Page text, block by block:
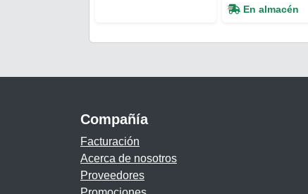
En almacén
Compañía
Facturación
Acerca de nosotros
Proveedores